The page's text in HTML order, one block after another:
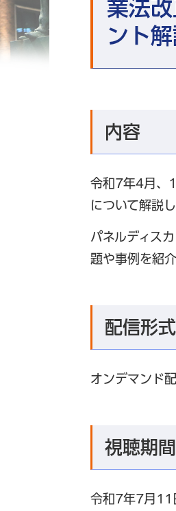
業法
ント
内容
令和7年4月、
について解説し
パネルディス
題や事例を紹介
配信形式
オンデマンド
視聴期間
令和7年7月11